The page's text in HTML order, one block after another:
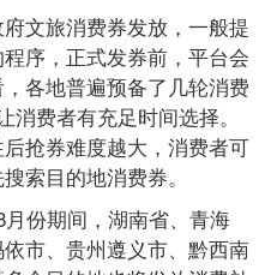
文旅消费券发放，一般提
序，正式发券前，平台会
各地普遍预备了几轮消费
费者有充足时间选择。
抢券难度越大，消费者可
索目的地消费券。
份期间，湖南省、青海
市、贵州遵义市、黔西南